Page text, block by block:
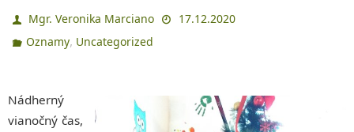
Mgr. Veronika Marciano
17.12.2020
Oznamy, Uncategorized
Nádherný
vianočný čas,